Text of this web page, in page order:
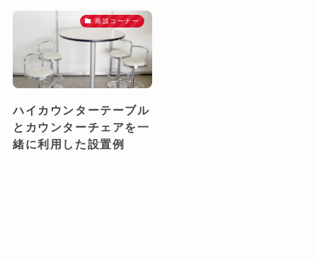
商談コーナー
ハイカウンターテーブル
とカウンターチェアを一
緒に利用した設置例